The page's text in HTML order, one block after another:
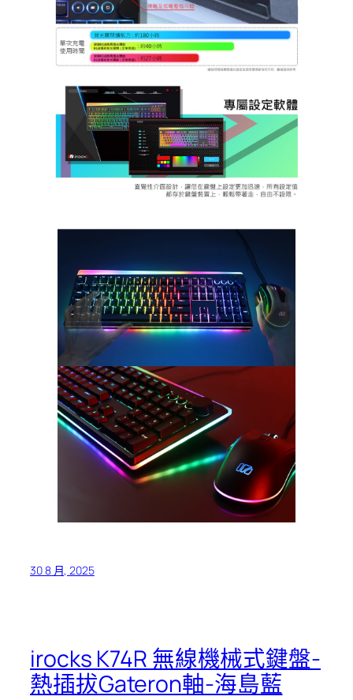
30 8 月, 2025
irocks K74R 無線機械式鍵盤-
熱插拔Gateron軸-海島藍